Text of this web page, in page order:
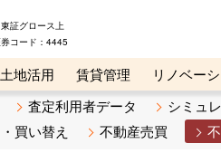
証グロース上
コード：4445
土地活用 賃貸管理 リノベー
リビンマガジンBiz 不動産
査定利用者データ
シミュ
買い替え 不動産売買